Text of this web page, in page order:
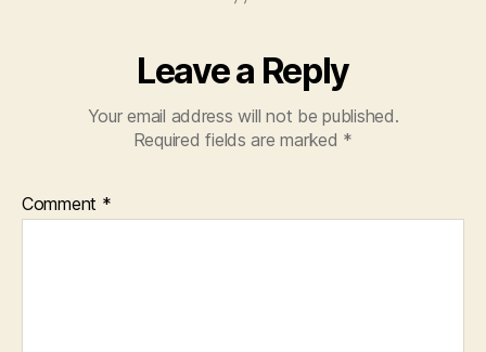
Leave a Reply
Your email address will not be published.
Required fields are marked *
Comment *